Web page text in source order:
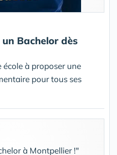
Bachelor dès
école à proposer une
pour tous ses